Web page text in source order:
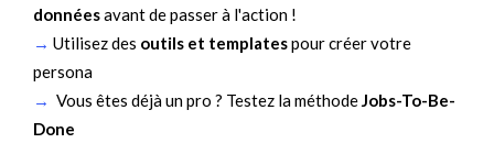
donnéesavant de passer à l'action !
→ Utilisez des outils et templatespour créer votre
persona
→ Vous êtes déjà un pro ? Testez la méthodeJobs-To-Be-
Done